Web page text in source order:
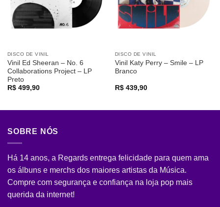
DISCO DE VINIL
Vinil Ed Sheeran – No. 6
Collaborations Project – LP
Preto
R$499,90
DISCO DE VINIL
Vinil Katy Perry – Smile – LP
Branco
R$439,90
SOBRE NÓS
Há 14 anos, a Regards entrega felicidade para quem ama
os álbuns e merchs dos maiores artistas da Música.
Compre com segurança e confiança na loja pop mais
querida da internet!